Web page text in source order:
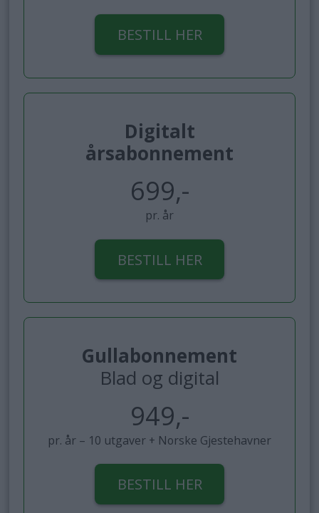
BESTILL HER
Digitalt
årsabonnement
699,-
pr. år
BESTILL HER
Gullabonnement
Blad og digital
949,-
pr. år – 10 utgaver + Norske Gjestehavner
BESTILL HER